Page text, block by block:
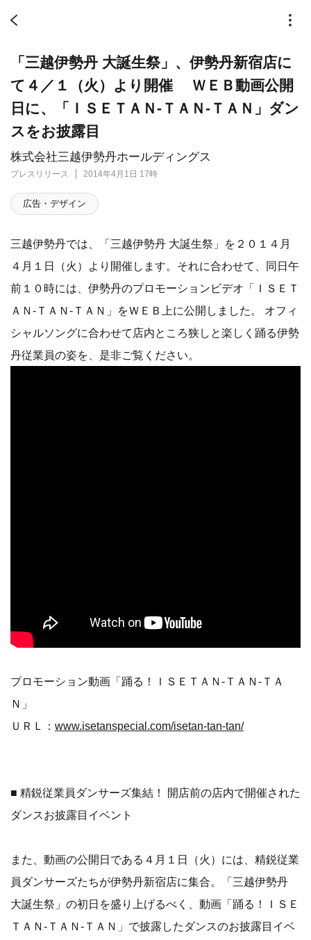
株式会社三越伊勢丹ホールディングス
プレスリリース 2014年4月1日 17時
「三越伊勢丹 大誕生祭」、伊勢丹新宿店に
て４／１（火）より開催 ＷＥＢ動画公開
日に、「ＩＳＥＴＡＮ-ＴＡＮ-ＴＡＮ」ダン
スをお披露目
広告・デザイン
三越伊勢丹では、「三越伊勢丹 大誕生祭」を２０１４月
４月１日（火）より開催します。それに合わせて、同日午
前１０時には、伊勢丹のプロモーションビデオ「ＩＳＥＴ
ＡＮ‐ＴＡＮ‐ＴＡＮ」をＷＥＢ上に公開しました。 オフィ
シャルソングに合わせて店内ところ狭しと楽しく踊る伊勢
丹従業員の姿を、是非ご覧ください。
プロモーション動画「踊る！ＩＳＥＴＡＮ‐ＴＡＮ‐ＴＡ
Ｎ」
ＵＲＬ： www.isetanspecial.com/isetan-tan-tan/
■ 精鋭従業員ダンサーズ集結！ 開店前の店内で開催された
ダンスお披露目イベント
また、動画の公開日である４月１日（火）には、精鋭従業
員ダンサーズたちが伊勢丹新宿店に集合。「三越伊勢丹
大誕生祭」の初日を盛り上げるべく、動画「踊る！ＩＳＥ
ＴＡＮ‐ＴＡＮ‐ＴＡＮ」で披露したダンスのお披露目イベ